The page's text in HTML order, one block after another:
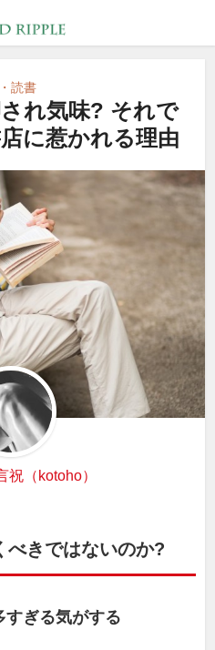
読書
れ気味? それで
に惹かれる理由
祝（kotoho）
べきではないのか?
すぎる気がする